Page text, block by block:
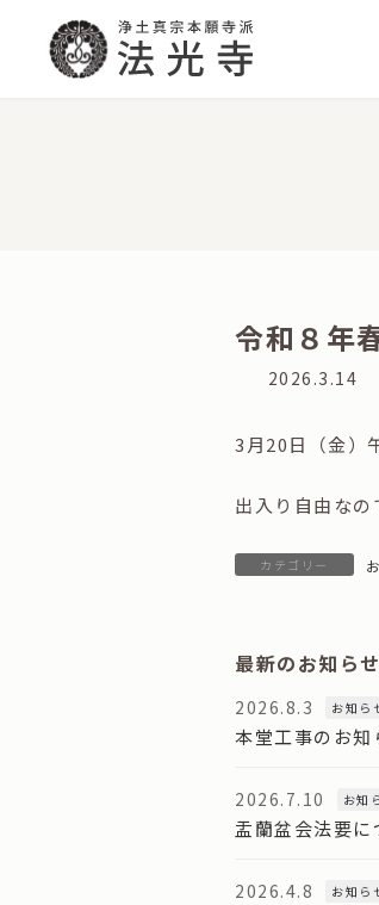
令和８年
最
新
時
:
2026.3.14
3月20日（金）
出入り自由なの
カテゴリー
最新のお知らせ
2026.8.3 お知ら
本堂工事のお知
2026.7.10 お知
盂蘭盆会法要に
2026.4.8 お知ら